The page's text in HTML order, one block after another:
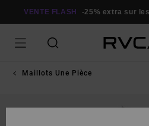
VENTE FLASH -25% extra sur
Maillots Une Pièce